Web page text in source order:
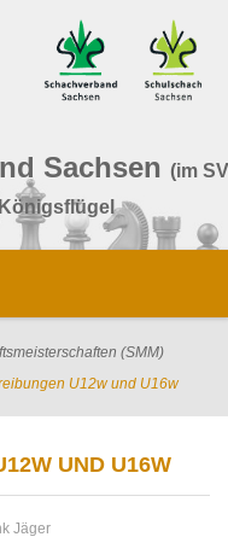
Sachsen (im
(SMM)
U12w und U16w
UND U16W
Jäger